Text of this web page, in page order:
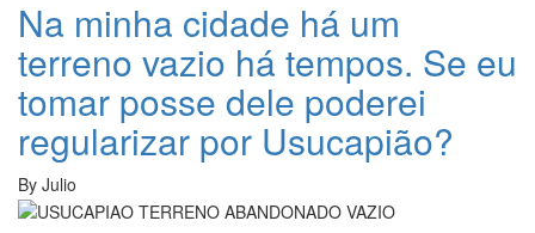
Na minha cidade há um
terreno vazio há tempos. Se eu
tomar posse dele poderei
regularizar por Usucapião?
By Julio